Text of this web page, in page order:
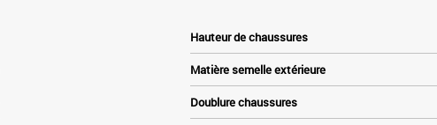
Hauteur de chaussures
Matière semelle extérieure
Doublure chaussures